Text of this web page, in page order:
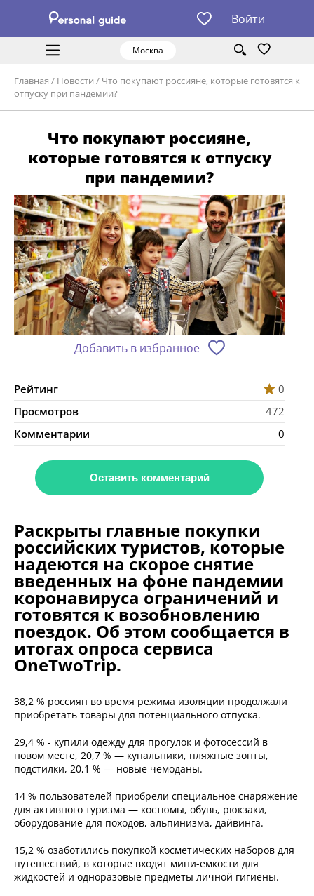
Войти
Москва
Главная / Новости / Что покупают россияне, которые готовятся к
отпуску при пандемии?
Что покупают россияне,
которые готовятся к отпуску
при пандемии?
Добавить в избранное
Рейтинг
0
Просмотров
472
Комментарии
0
Оставить комментарий
Раскрыты главные покупки
российских туристов, которые
надеются на скорое снятие
введенных на фоне пандемии
коронавируса ограничений и
готовятся к возобновлению
поездок. Об этом сообщается в
итогах опроса сервиса
OneTwoTrip.
38,2 % россиян во время режима изоляции продолжали
приобретать товары для потенциального отпуска.
29,4 % - купили одежду для прогулок и фотосессий в
новом месте, 20,7 % — купальники, пляжные зонты,
подстилки, 20,1 % — новые чемоданы.
14 % пользователей приобрели специальное снаряжение
для активного туризма — костюмы, обувь, рюкзаки,
оборудование для походов, альпинизма, дайвинга.
15,2 % озаботились покупкой косметических наборов для
путешествий, в которые входят мини-емкости для
жидкостей и одноразовые предметы личной гигиены.